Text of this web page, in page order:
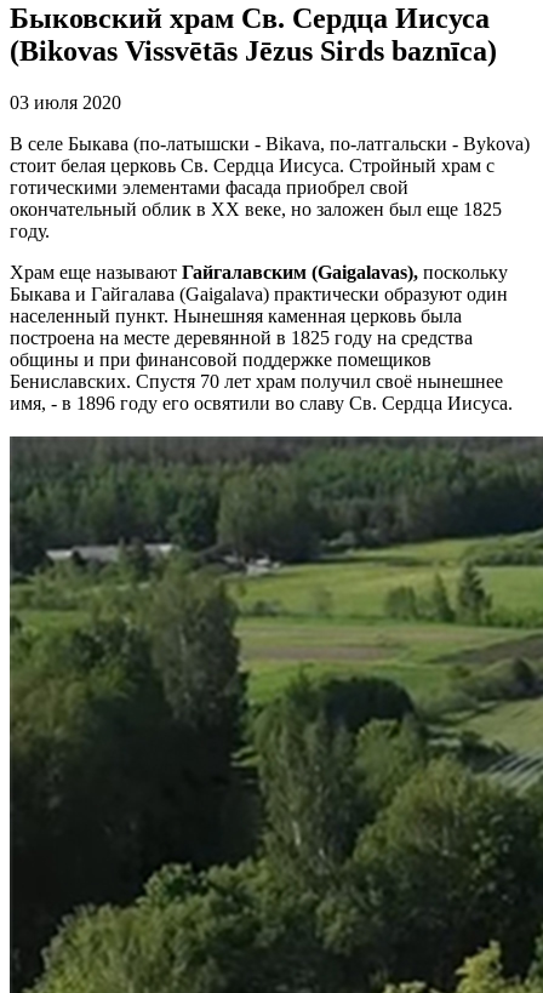
Быковский храм Св. Сердца Иисуса
(Bikovas Vissvētās Jēzus Sirds baznīca)
03 июля 2020
В селе Быкава (по-латышски - Bikava, по-латгальски - Bykova)
стоит белая церковь Св. Сердца Иисуса. Стройный храм с
готическими элементами фасада приобрел свой
окончательный облик в XX веке, но заложен был еще 1825
году.
Храм еще называют Гайгалавским (Gaigalavas), поскольку
Быкава и Гайгалава (Gaigalava) практически образуют один
населенный пункт. Нынешняя каменная церковь была
построена на месте деревянной в 1825 году на средства
общины и при финансовой поддержке помещиков
Бениславских. Спустя 70 лет храм получил своё нынешнее
имя, - в 1896 году его освятили во славу Св. Сердца Иисуса.